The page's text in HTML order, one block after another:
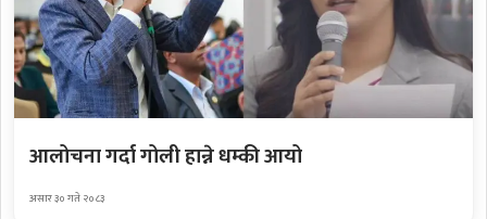
आलोचना गर्दा गोली हान्ने धम्की आयो
असार ३० गते २०८३